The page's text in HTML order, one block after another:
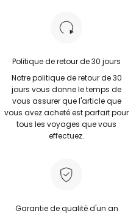
Politique de retour de 30 jours
Notre politique de retour de 30
jours vous donne le temps de
vous assurer que l'article que
vous avez acheté est parfait pour
tous les voyages que vous
effectuez.
Garantie de qualité d'un an